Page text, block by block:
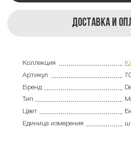
Доставка и
Коллекция
Артикул
Бренд
Тип
Цвет
Единица измерения